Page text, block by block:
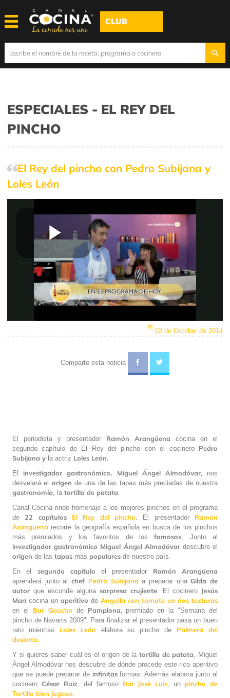
CLUB
ESPECIALES - EL REY DEL
PINCHO
El Rey del pincho con Pedro Subijana y
Loles León
Play
Video
02 de October de 2014
Comparte esta noticia
El periodista y presentador Ramón Arangüena cocina en el
segundo capítulo de El Rey del pincho con el cocinero Pedro
Subijana y la actriz Loles León.
Elinvestigador gastronómico, Miguel Ángel Almodóvar, nos
desvelará el origen de una de las tapas más preciadas de nuestra
gastronomía , la tortilla de patata
Canal Cocina rinde homenaje a los mejores pinchos en el programa
de 22 capítulos El Rey del pincho . El presentador Ramón
Arangüena recorre la geografía española en busca de los pinchos
más premiados y los favoritos de losfamosos . Junto al
investigador gastronómico Miguel Ángel Almodóvardescubre el
origen de las tapas más populares de nuestro país.
En el segundo capítulo el presentador Ramón Arangüena
aprenderá junto alchef Pedro Subijana a preparar unaGilda de
autor que esconde alguna sorpresa crujiente . El cocinero Jesús
Marícocina un aperitivo de Anguila con tomate en dos texturas
en el Bar Gaucho de Pamplona, premiado en la "Semana del
pincho de Navarra 2009". Para finalizar el presentador pasa un buen
rato mientras Loles León elabora su pincho de Palmera del
desierto.
Y si quieres saber cuál es el origen de la tortilla de patata , Miguel
Ángel Almodóvar nos descubre de dónde procede este rico aperitivo
que se puede preparar de infinitasformas. Además elabora junto al
cocinero César Ruiz , del famoso Bar José Luis , unpincho de
Tortilla bien jugoso.